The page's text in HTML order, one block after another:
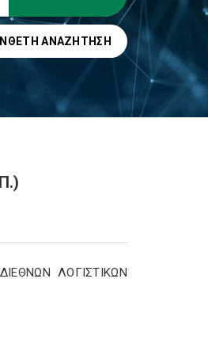
ΑΝΑΖΉΤΗΣΗ
ΛΟΓΙΣΤΙΚΩΝ